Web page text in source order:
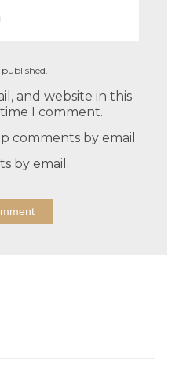
and website in this
I comment.
comments by email.
by email.